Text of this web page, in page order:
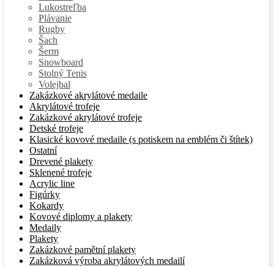
Lukostreľba
Plávanie
Rugby
Šach
Šerm
Snowboard
Stolný Tenis
Volejbal
Zakázkové akrylátové medaile
Akrylátové trofeje
Zakázkové akrylátové trofeje
Detské trofeje
Klasické kovové medaile (s potiskem na emblém či štítek)
Ostatní
Drevené plakety
Sklenené trofeje
Acrylic line
Figúrky
Kokardy
Kovové diplomy a plakety
Medaily
Plakety
Zakázkové pamětní plakety
Zakázková výroba akrylátových medailí